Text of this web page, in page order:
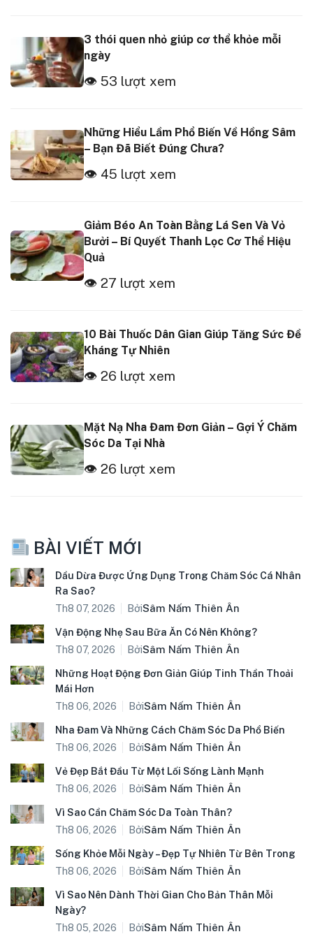
3 thói quen nhỏ giúp cơ thể khỏe mỗi
ngày
👁 53 lượt xem
Những Hiểu Lầm Phổ Biến Về Hồng Sâm
– Bạn Đã Biết Đúng Chưa?
👁 45 lượt xem
Giảm Béo An Toàn Bằng Lá Sen Và Vỏ
Bưởi – Bí Quyết Thanh Lọc Cơ Thể Hiệu
Quả
👁 27 lượt xem
10 Bài Thuốc Dân Gian Giúp Tăng Sức Đề
Kháng Tự Nhiên
👁 26 lượt xem
Mặt Nạ Nha Đam Đơn Giản – Gợi Ý Chăm
Sóc Da Tại Nhà
👁 26 lượt xem
BÀI VIẾT MỚI
Dầu Dừa Được Ứng Dụng Trong Chăm Sóc Cá Nhân
Ra Sao?
Th8 07, 2026
BởiSâm Nấm Thiên Ân
Vận Động Nhẹ Sau Bữa Ăn Có Nên Không?
Th8 07, 2026
BởiSâm Nấm Thiên Ân
Những Hoạt Động Đơn Giản Giúp Tinh Thần Thoải
Mái Hơn
Th8 06, 2026
BởiSâm Nấm Thiên Ân
Nha Đam Và Những Cách Chăm Sóc Da Phổ Biến
Th8 06, 2026
BởiSâm Nấm Thiên Ân
Vẻ Đẹp Bắt Đầu Từ Một Lối Sống Lành Mạnh
Th8 06, 2026
BởiSâm Nấm Thiên Ân
Vì Sao Cần Chăm Sóc Da Toàn Thân?
Th8 06, 2026
BởiSâm Nấm Thiên Ân
Sống Khỏe Mỗi Ngày – Đẹp Tự Nhiên Từ Bên Trong
Th8 06, 2026
BởiSâm Nấm Thiên Ân
Vì Sao Nên Dành Thời Gian Cho Bản Thân Mỗi
Ngày?
Th8 05, 2026
BởiSâm Nấm Thiên Ân